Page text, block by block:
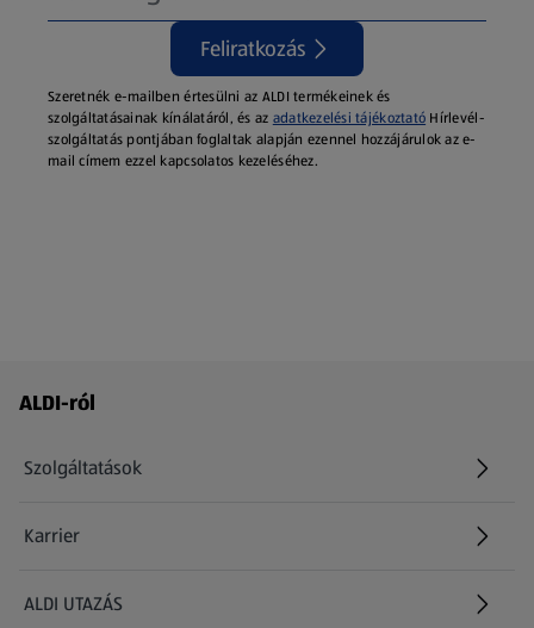
Feliratkozás
Szeretnék e-mailben értesülni az ALDI termékeinek és
szolgáltatásainak kínálatáról, és az adatkezelési tájékoztató Hírlevél-
szolgáltatás pontjában foglaltak alapján ezennel hozzájárulok az e-
mail címem ezzel kapcsolatos kezeléséhez.
Láblécmenü - további linkek
ALDI-ról
Szolgáltatások
Karrier
(új oldalon nyílik meg)
ALDI UTAZÁS
(új oldalon nyílik meg)